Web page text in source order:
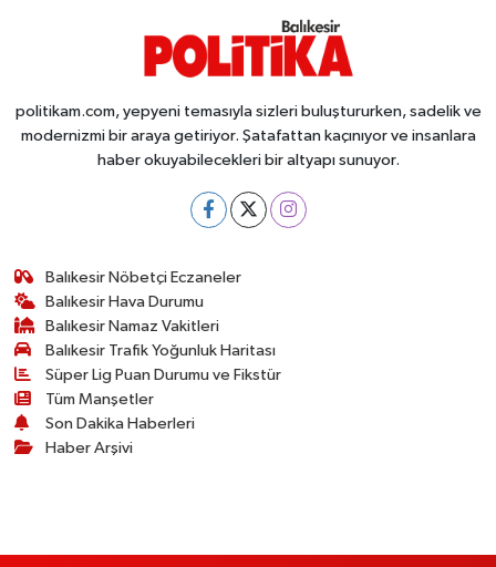
politikam.com, yepyeni temasıyla sizleri buluştururken, sadelik ve
modernizmi bir araya getiriyor. Şatafattan kaçınıyor ve insanlara
haber okuyabilecekleri bir altyapı sunuyor.
Balıkesir Nöbetçi Eczaneler
Balıkesir Hava Durumu
Balıkesir Namaz Vakitleri
Balıkesir Trafik Yoğunluk Haritası
Süper Lig Puan Durumu ve Fikstür
Tüm Manşetler
Son Dakika Haberleri
Haber Arşivi